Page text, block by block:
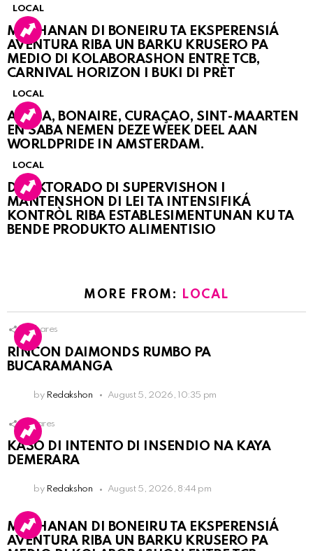
LOCAL
MUCHANAN DI BONEIRU TA EKSPERENSIÁ
AVENTURA RIBA UN BARKU KRUSERO PA
MEDIO DI KOLABORASHON ENTRE TCB,
CARNIVAL HORIZON I BUKI DI PRÈT
LOCAL
ARUBA, BONAIRE, CURAÇAO, SINT-MAARTEN
EN SABA NEMEN DEZE WEEK DEEL AAN
WORLDPRIDE IN AMSTERDAM.
LOCAL
DIREKTORADO DI SUPERVISHON I
MANTENSHON DI LEI TA INTENSIFIKÁ
KONTRÒL RIBA ESTABLESIMENTUNAN KU TA
BENDE PRODUKTO ALIMENTISIO
MORE FROM: LOCAL
Shares
RINCON DAIMONDS RUMBO PA
BUCARAMANGA
by Redakshon August 5, 2026, 10:35 pm
Shares
KASO DI INTENTO DI INSENDIO NA KAYA
DEMERARA
by Redakshon August 5, 2026, 8:44 pm
MUCHANAN DI BONEIRU TA EKSPERENSIÁ
AVENTURA RIBA UN BARKU KRUSERO PA